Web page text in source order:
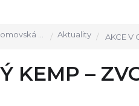
stránka Aktuality AKCE V
KEMP –